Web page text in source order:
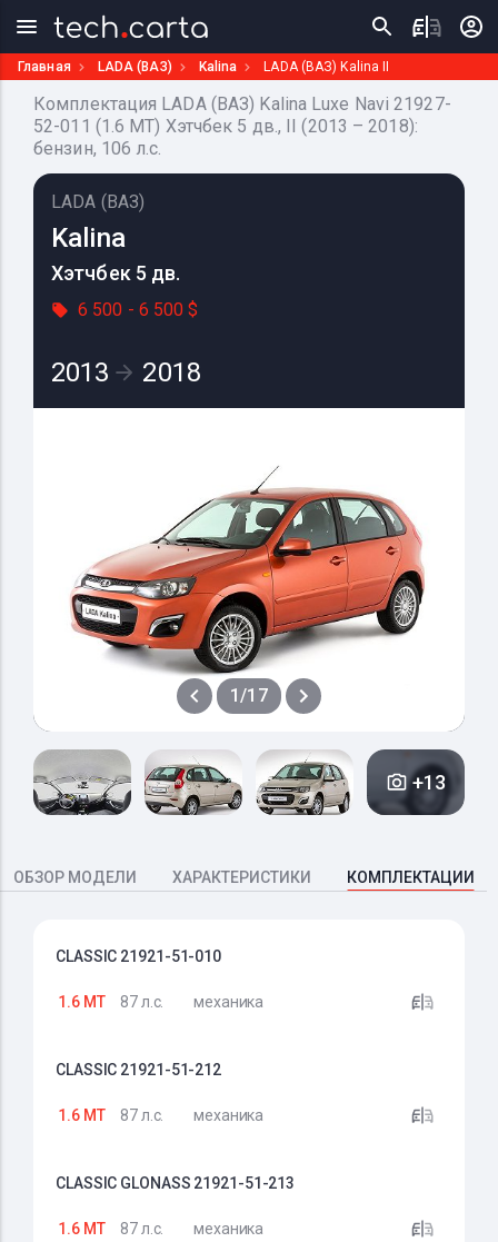
Главная LADA (ВАЗ) Kalina LADA (ВАЗ) Kalina II
Комплектация LADA (ВАЗ) Kalina Luxe Navi 21927-
52-011 (1.6 MT) Хэтчбек 5 дв., II (2013 – 2018):
бензин, 106 л.с.
LADA (ВАЗ)
Kalina
Хэтчбек 5 дв.
6 500 - 6 500 $
2013 2018
1/17
+13
ОБЗОР МОДЕЛИ ХАРАКТЕРИСТИКИ КОМПЛЕКТАЦИИ
CLASSIC 21921-51-010
1.6 MT 87 л.с. механика
CLASSIC 21921-51-212
1.6 MT 87 л.с. механика
CLASSIC GLONASS 21921-51-213
1.6 MT 87 л.с. механика